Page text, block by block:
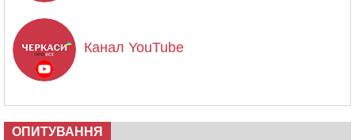
Канал YouTube
ОПИТУВАННЯ